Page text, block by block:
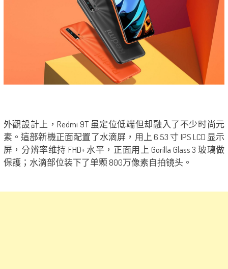
外觀設計上，Redmi 9T 虽定位低端但却融入了不少时尚元
素。這部新機正面配置了水滴屏，用上 6.53 寸 IPS LCD 显示
屏，分辨率维持 FHD+ 水平，正面用上 Gorilla Glass 3 玻璃做
保護；水滴部位装下了单颗 800万像素自拍镜头。